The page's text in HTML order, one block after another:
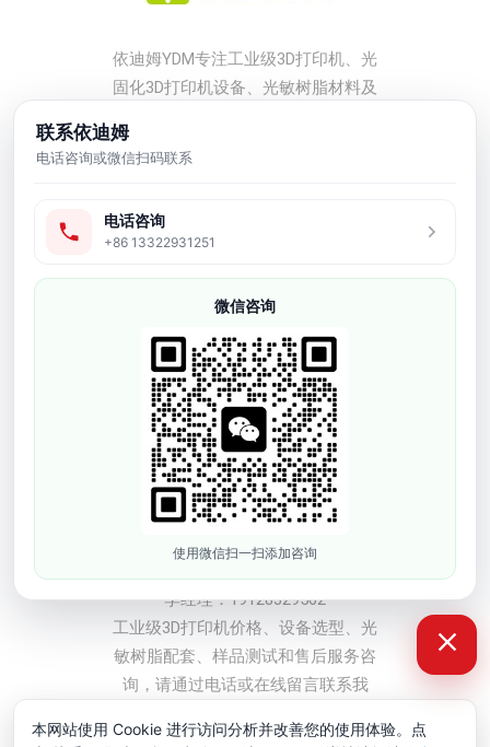
依迪姆YDM专注工业级3D打印机、光
固化3D打印机设备、光敏树脂材料及
批量生产、工业模型、牙科、珠宝、
友情链接
产品中心
软胶弹性3D打印机
工业级3D打印机
光敏树脂耗材
3D打印配件
3d模型打样
李经理：19128329562
工业级3D打印机价格、设备选型、光
敏树脂配套、样品测试和售后服务咨
询，请通过电话或在线留言联系我
联系依迪姆
电话咨询或微信扫码联系
电话咨询
+86 13322931251
微信咨询
使用微信扫一扫添加咨询
本网站使用 Cookie 进行访问分析并改善您的使用体验。点